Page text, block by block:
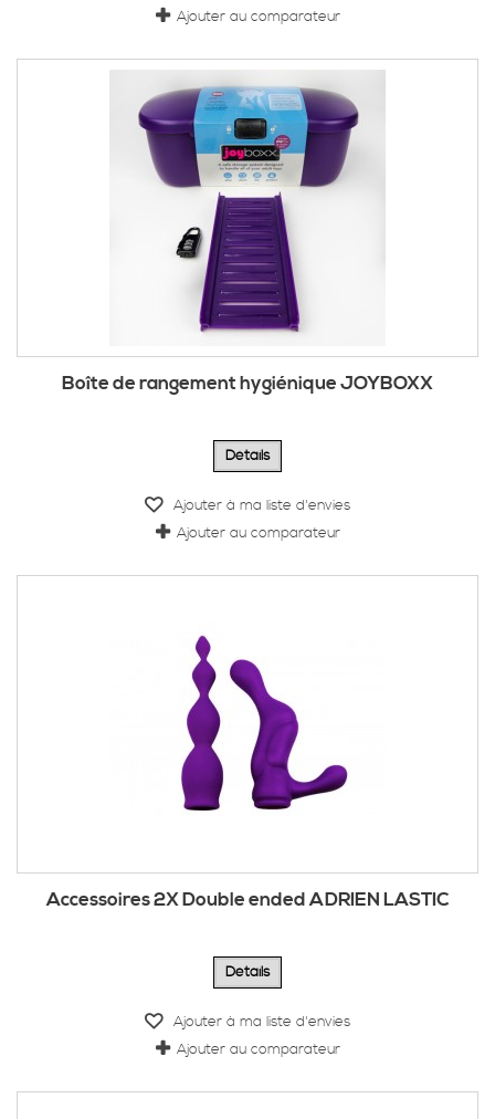
Ajouter au comparateur
Boîte de rangement hygiénique JOYBOXX
Détails
Ajouter à ma liste d'envies
Ajouter au comparateur
Accessoires 2X Double ended ADRIEN LASTIC
Détails
Ajouter à ma liste d'envies
Ajouter au comparateur